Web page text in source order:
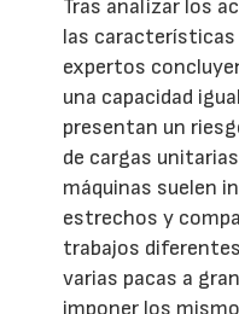
Tras analizar los
las
expertos
una capacidad
presentan un
de cargas
máquinas suelen
estrechos y
trabajos
varias pacas a
imponer los